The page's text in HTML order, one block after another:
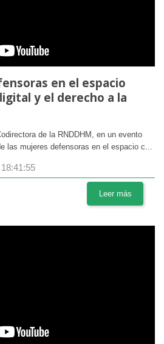
en el espacio
y el derecho a la
de la RNDDHM, en un evento
las mujeres defensoras en el espacio c...
Leer más